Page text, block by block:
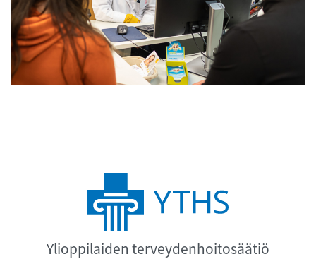
Ylioppilaiden terveydenhoitosäätiö